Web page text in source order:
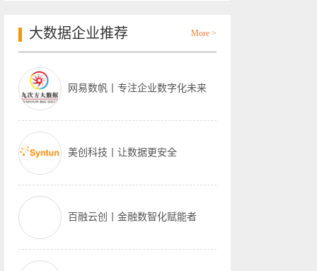
大数据企业推荐 More >
网易数帆丨专注企业数字化未来
美创科技丨让数据更安全
百融云创丨金融数智化赋能者